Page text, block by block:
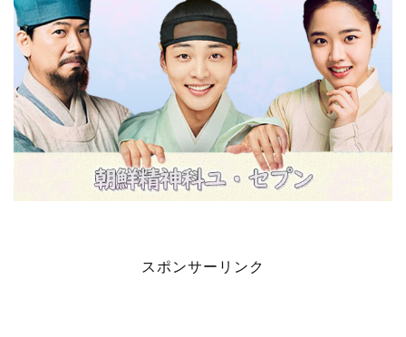
スポンサーリンク